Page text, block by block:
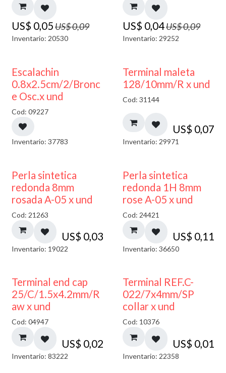
US$ 0,05US$0,09
Inventario: 20530
US$ 0,04US$0,09
Inventario: 29252
Escalachin
0.8x2.5cm/2/Bronc
e Osc.x und
Cod: 09227
Inventario: 37783
Terminal maleta
128/10mm/R x und
Cod: 31144
US$ 0,07
Inventario: 29971
Perla sintetica
redonda 8mm
rosada A-05 x und
Cod: 21263
US$ 0,03
Inventario: 19022
Perla sintetica
redonda 1H 8mm
rose A-05 x und
Cod: 24421
US$ 0,11
Inventario: 36650
Terminal end cap
25/C/1.5x4.2mm/R
aw x und
Cod: 04947
US$ 0,02
Inventario: 83222
Terminal REF.C-
022/7x4mm/SP
collar x und
Cod: 10376
US$ 0,01
Inventario: 22358